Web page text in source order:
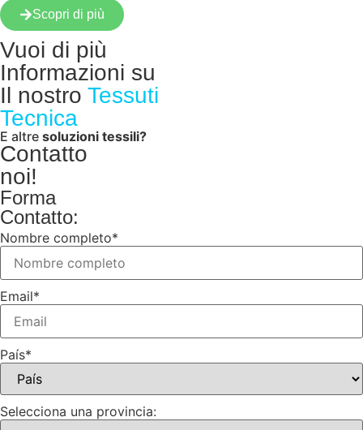
Scopri di più
Vuoi di più
Informazioni su
Il nostro Tessuti
Tecnica
E altre soluzioni tessili?
Contatto
noi!
Forma
Contatto:
Nombre completo*
Email*
País*
Selecciona una provincia: